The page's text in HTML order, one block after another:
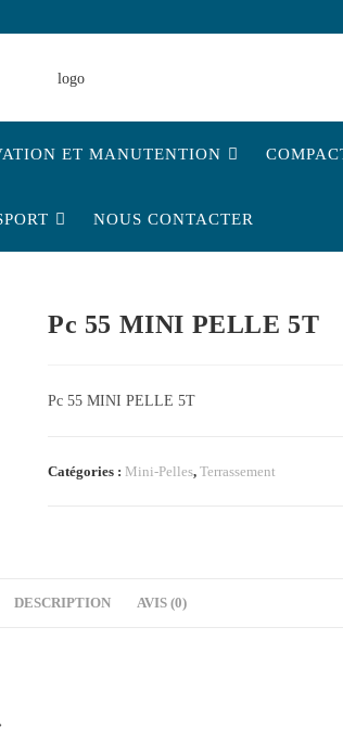
ET MANUTENTION
NOUS CONTACTER
Pc 55 MINI PELLE 5T
Pc 55 MINI PELLE 5T
Catégories : Mini-Pelles, Terrassement
DESCRIPTION AVIS (0)